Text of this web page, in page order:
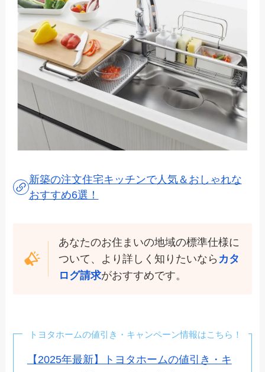
新築の注文住宅キッチンで人気＆おしゃれな
おすすめ6選！
あなたのお住まいの地域の標準仕様に
ついて、より詳しく知りたいなら カタ
ログ請求がおすすめです。
トヨタホームの値引き・キャンペーン情報はこちら！
【2025年最新】トヨタホームの値引き・キ